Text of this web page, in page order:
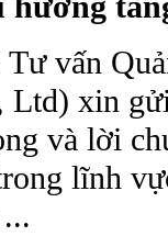
vấn
Ltd) xin
và lời
lĩnh